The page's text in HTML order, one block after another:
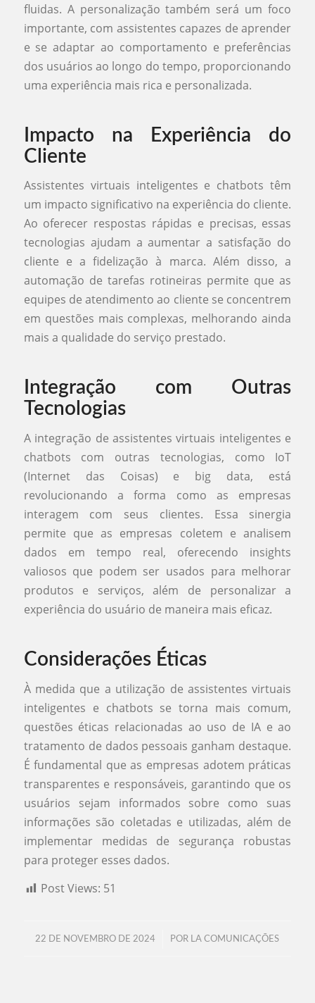
fluidas. A personalização também será um foco
importante, com assistentes capazes de aprender
e se adaptar ao comportamento e preferências
dos usuários ao longo do tempo, proporcionando
uma experiência mais rica e personalizada.
Impacto na Experiência do
Cliente
Assistentes virtuais inteligentes e chatbots têm
um impacto significativo na experiência do cliente.
Ao oferecer respostas rápidas e precisas, essas
tecnologias ajudam a aumentar a satisfação do
cliente e a fidelização à marca. Além disso, a
automação de tarefas rotineiras permite que as
equipes de atendimento ao cliente se concentrem
em questões mais complexas, melhorando ainda
mais a qualidade do serviço prestado.
Integração com Outras
Tecnologias
A integração de assistentes virtuais inteligentes e
chatbots com outras tecnologias, como IoT
(Internet das Coisas) e big data, está
revolucionando a forma como as empresas
interagem com seus clientes. Essa sinergia
permite que as empresas coletem e analisem
dados em tempo real, oferecendo insights
valiosos que podem ser usados para melhorar
produtos e serviços, além de personalizar a
experiência do usuário de maneira mais eficaz.
Considerações Éticas
À medida que a utilização de assistentes virtuais
inteligentes e chatbots se torna mais comum,
questões éticas relacionadas ao uso de IA e ao
tratamento de dados pessoais ganham destaque.
É fundamental que as empresas adotem práticas
transparentes e responsáveis, garantindo que os
usuários sejam informados sobre como suas
informações são coletadas e utilizadas, além de
implementar medidas de segurança robustas
para proteger esses dados.
Post Views: 51
22 DE NOVEMBRO DE 2024
/ POR LA COMUNICAÇÕES